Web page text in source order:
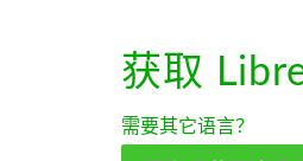
获取
需要其它语言？